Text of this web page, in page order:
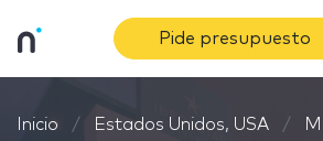
Pide presupuesto
Inicio Estados Unidos, USA